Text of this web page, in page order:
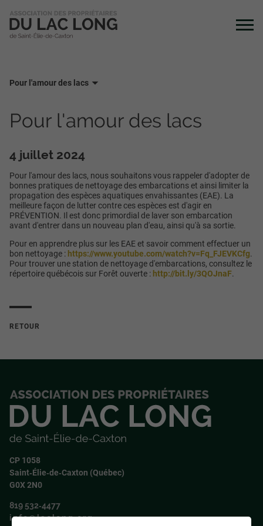
Pour l'amour des lacs
Pour l'amour des lacs
4 juillet 2024
Pour l'amour️ des lacs, nous souhaitons vous rappeler d'adopter de
bonnes pratiques de nettoyage des embarcations et ainsi limiter la
propagation des espèces aquatiques envahissantes (EAE). La
meilleure façon de lutter contre ces espèces est d'agir en
PRÉVENTION. Il est donc primordial de laver son embarcation
avant d'entrer dans un nouveau plan d'eau, ainsi qu'à sa sortie.
Pour en apprendre plus sur les EAE et savoir comment effectuer un
bon nettoyage : https://www.youtube.com/watch?v=Fq_FJEVKCfg.
Pour trouver une station de nettoyage d'embarcations, consultez le
répertoire québécois sur Forêt ouverte : http://bit.ly/3QOJnaF.
RETOUR
CP 1058
Saint‑Élie‑de‑Caxton (Québec)
G0X 2N0
819 532‑4477
info@laclong.org